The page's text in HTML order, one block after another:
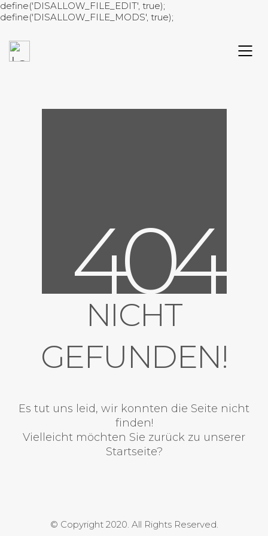
define('DISALLOW_FILE_EDIT', true);
define('DISALLOW_FILE_MODS', true);
404
NICHT
GEFUNDEN!
Es tut uns leid, wir konnten die Seite nicht
finden!
Vielleicht möchten Sie zurück zu unserer
Startseite?
© Copyright 2020. All Rights Reserved.